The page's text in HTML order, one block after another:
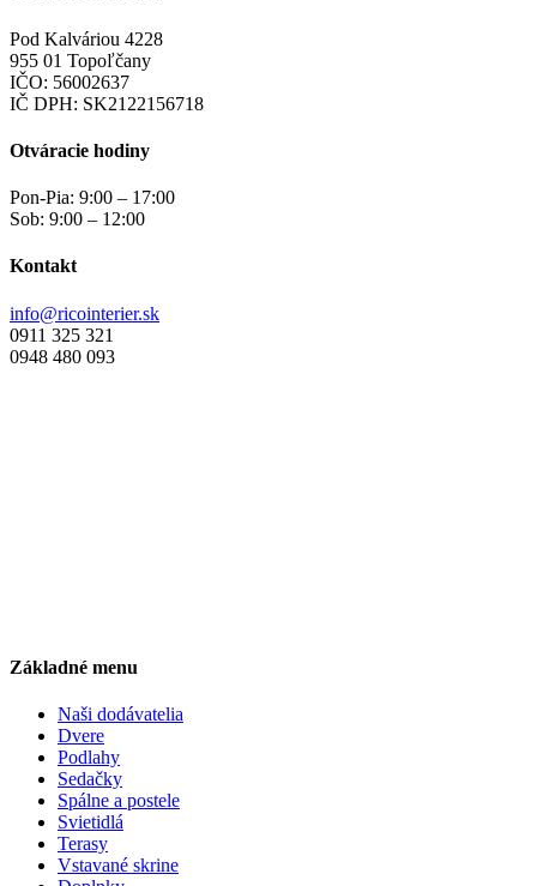
môžete
vybrať
Pod Kalváriou 4228
955 01 Topoľčany
IČO: 56002637
IČ DPH: SK2122156718
Otváracie hodiny
Pon-Pia: 9:00 – 17:00
Sob: 9:00 – 12:00
Kontakt
info@ricointerier.sk
0911 325 321
0948 480 093
Základné menu
Naši dodávatelia
Dvere
Podlahy
Sedačky
Spálne a postele
Svietidlá
Terasy
Vstavané skrine